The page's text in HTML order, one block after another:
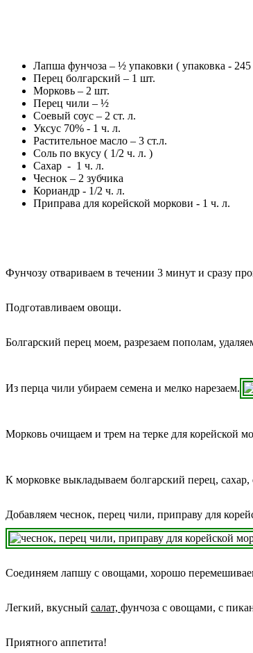
Лапша фунчоза – ½ упаковки ( упаковка - 245
Перец болгарский – 1 шт.
Морковь – 2 шт.
Перец чили – ½
Соевый соус – 2 ст. л.
Уксус 70% - 1 ч. л.
Растительное масло – 3 ст.л.
Соль по вкусу ( 1/2 ч. л. )
Сахар - 1 ч. л.
Чеснок – 2 зубчика
Кориандр - 1/2 ч. л.
Приправа для корейской моркови - 1 ч. л.
Фунчозу отвариваем в течении 3 минут и сразу
Подготавливаем овощи.
Болгарский перец моем, разрезаем пополам,
Из перца чили убираем семена и мелко нарезаем.
Морковь очищаем и трем на терке для корейской
К морковке выкладываем болгарский перец, сахар,
Добавляем чеснок, перец чили, приправу для
Соединяем лапшу с овощами, хорошо
Легкий, вкусный салат, фунчоза с овощами, с
Приятного аппетита!